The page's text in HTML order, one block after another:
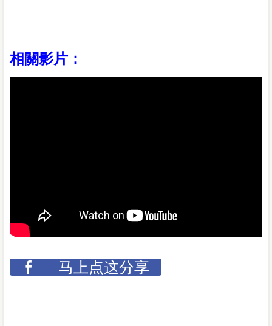
相關影片：
马上点这分享